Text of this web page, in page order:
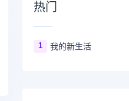
热门
1 我的新生活